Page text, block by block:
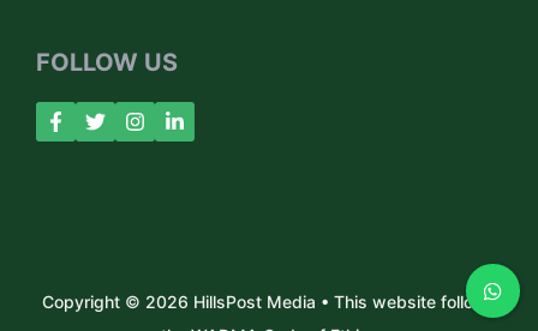
FOLLOW US
Copyright © 2026 HillsPost Media • This website follows